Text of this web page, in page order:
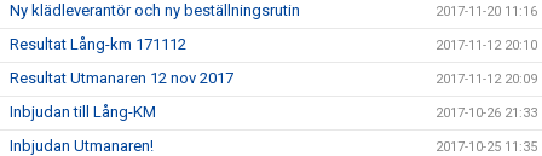
Ny klädleverantör och ny beställningsrutin 2017-11-20 11:16
Resultat Lång-km 171112 2017-11-12 20:10
Resultat Utmanaren 12 nov 2017 2017-11-12 20:09
Inbjudan till Lång-KM 2017-10-26 21:33
Inbjudan Utmanaren! 2017-10-25 11:35